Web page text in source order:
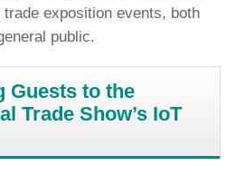
exposition events, both
public.
Guests to the
Trade Show’s IoT